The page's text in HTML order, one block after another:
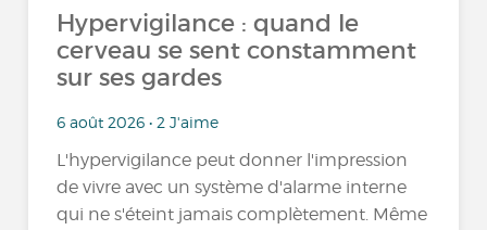
Hypervigilance : quand le
cerveau se sent constamment
sur ses gardes
6 août 2026 • 2 J'aime
L'hypervigilance peut donner l'impression
de vivre avec un système d'alarme interne
qui ne s'éteint jamais complètement. Même